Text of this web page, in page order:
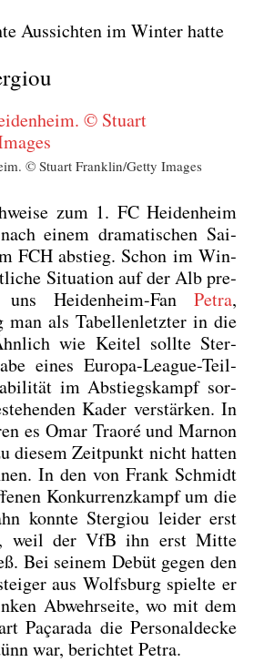
Aus­sich­ten im Win­ter hat­te
© Stuart Franklin/Getty Images
zum 1. FC Hei­den­heim
einem dra­ma­ti­schen Sai­
FCH abstieg. Schon im Win­
Situa­ti­on auf der Alb pre­
Hei­den­heim-Fan Petra,
man als Tabel­len­letz­ter in die
wie Kei­tel soll­te Ster­
eines Euro­pa-League-Teil­
im Abstiegs­kampf sor­
Kader ver­stär­ken. In
es Omar Tra­o­ré und Mar­non
die­sem Zeit­punkt nicht hat­ten
In den von Frank Schmidt
Kon­kur­renz­kampf um die
konn­te Ster­giou lei­der erst
weil der VfB ihn erst Mit­te
Bei sei­nem Debüt gegen den
aus Wolfs­burg spiel­te er
Abwehr­sei­te, wo mit dem
Paça­ra­da die Per­so­nal­de­cke
war, berich­tet Petra.